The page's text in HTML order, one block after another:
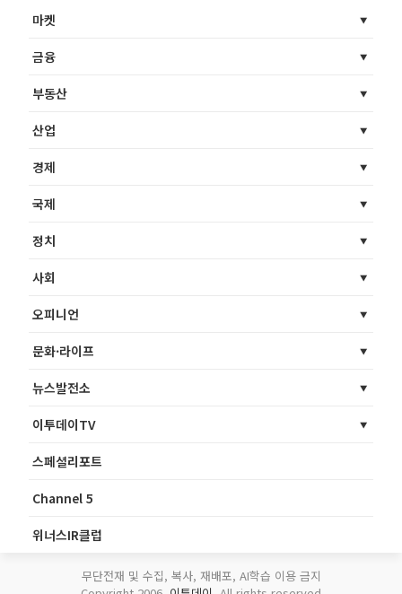
마켓
금융
부동산
산업
경제
국제
정치
사회
오피니언
문화·라이프
뉴스발전소
이투데이TV
스페셜리포트
Channel 5
위너스IR클럽
무단전재 및 수집, 복사, 재배포, AI학습 이용 금지